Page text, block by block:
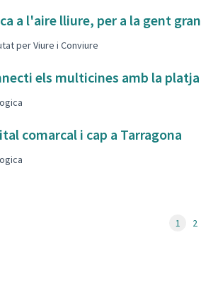
a l'aire lliure, per a la gent gran
per Viure i Conviure
els multicines amb la platja
comarcal i cap a Tarragona
1 2